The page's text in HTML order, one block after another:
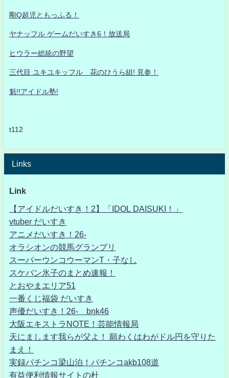
剛Q超児ともっふる！
ヤナッフル ゲームだいすき6！放送局
ヒウラー総統の野望
三代目 ユキユキッフル 花のひうら組! 見参！
魁!!アイドル塾!
t112
Links
Link
【アイドルだいすき！2】「IDOL DAISUKI！」
vtuber だいすき
アニメだいすき！26-
オラシオンの競馬グランプリ
スーパーウンコウーマンT・子なし
スケバン氷子のまとめ速報！
とおやまエリア51
一番くじ福袋 だいすき
声優だいすき！26- bnk46
大阪エキストラNOTE！芸能情報局
天にまします我らが父よ！ 願わくはわがドル円を守りた
まえ！
実録パチンコ梁山泊！パチンコakb108道
有益便利情報サイトの杜